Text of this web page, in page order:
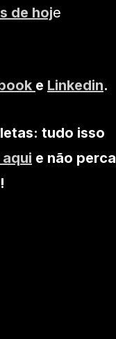
de hoje
e Linkedin.
tudo isso
e não perca